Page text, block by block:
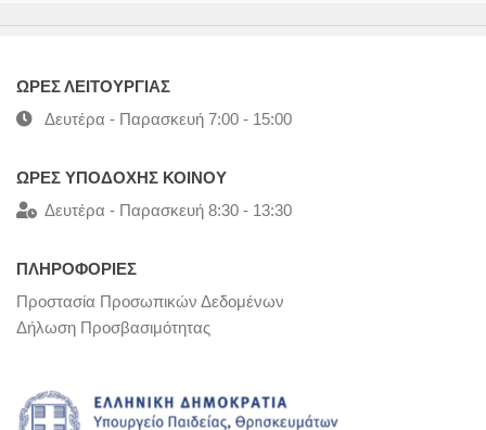
ΩΡΕΣ ΛΕΙΤΟΥΡΓΙΑΣ
Δευτέρα - Παρασκευή 7:00 - 15:00
ΩΡΕΣ ΥΠΟΔΟΧΗΣ ΚΟΙΝΟΥ
Δευτέρα - Παρασκευή 8:30 - 13:30
ΠΛΗΡΟΦΟΡΙΕΣ
Προστασία Προσωπικών Δεδομένων
Δήλωση Προσβασιμότητας